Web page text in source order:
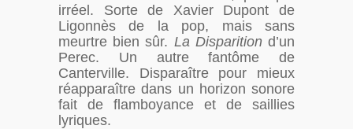
irréel. Sorte de Xavier Dupont de
Ligonnès de la pop, mais sans
meurtre bien sûr. La Disparition d’un
Perec. Un autre fantôme de
Canterville. Disparaître pour mieux
réapparaître dans un horizon sonore
fait de flamboyance et de saillies
lyriques.